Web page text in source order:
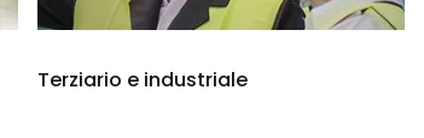
Terziario e industriale